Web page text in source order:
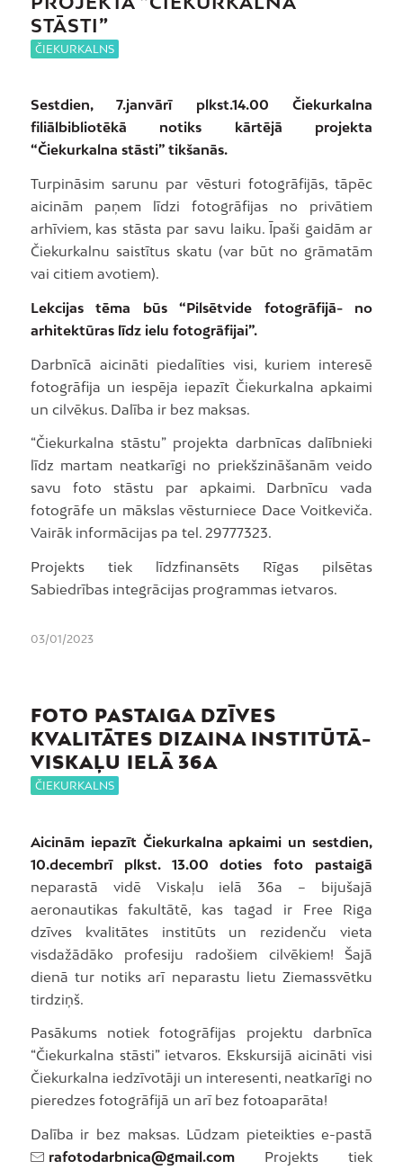
STĀSTI”
ČIEKURKALNS
Sestdien, 7.janvārī plkst.14.00 Čiekurkalna
filiālbibliotēkā notiks kārtējā projekta
“Čiekurkalna stāsti” tikšanās.
Turpināsim sarunu par vēsturi fotogrāfijās, tāpēc
aicinām paņem līdzi fotogrāfijas no privātiem
arhīviem, kas stāsta par savu laiku. Īpaši gaidām ar
Čiekurkalnu saistītus skatu (var būt no grāmatām
vai citiem avotiem).
Lekcijas tēma būs “Pilsētvide fotogrāfijā- no
arhitektūras līdz ielu fotogrāfijai”.
Darbnīcā aicināti piedalīties visi, kuriem interesē
fotogrāfija un iespēja iepazīt Čiekurkalna apkaimi
un cilvēkus. Dalība ir bez maksas.
“Čiekurkalna stāstu” projekta darbnīcas dalībnieki
līdz martam neatkarīgi no priekšzināšanām veido
savu foto stāstu par apkaimi. Darbnīcu vada
fotogrāfe un mākslas vēsturniece Dace Voitkeviča.
Vairāk informācijas pa tel. 29777323.
Projekts tiek līdzfinansēts Rīgas pilsētas
Sabiedrības integrācijas programmas ietvaros.
03/01/2023
FOTO PASTAIGA DZĪVES
KVALITĀTES DIZAINA INSTITŪTĀ-
VISKAĻU IELĀ 36A
ČIEKURKALNS
Aicinām iepazīt Čiekurkalna apkaimi un sestdien,
10.decembrī plkst. 13.00 doties foto pastaigā
neparastā vidē Viskaļu ielā 36a – bijušajā
aeronautikas fakultātē, kas tagad ir Free Riga
dzīves kvalitātes institūts un rezidenču vieta
visdažādāko profesiju radošiem cilvēkiem! Šajā
dienā tur notiks arī neparastu lietu Ziemassvētku
tirdziņš.
Pasākums notiek fotogrāfijas projektu darbnīca
“Čiekurkalna stāsti” ietvaros. Ekskursijā aicināti visi
Čiekurkalna iedzīvotāji un interesenti, neatkarīgi no
pieredzes fotogrāfijā un arī bez fotoaparāta!
Dalība ir bez maksas. Lūdzam pieteikties e-pastā
rafotodarbnica@gmail.comProjekts tiek